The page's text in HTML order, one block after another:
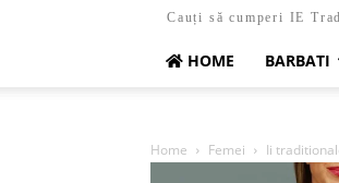
Cauți să cumperi IE
HOME BARBATI
Home Femei Ii